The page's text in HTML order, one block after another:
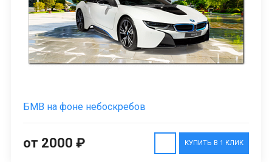
БМВ на фоне небоскребов
КУПИТЬ В 1 КЛИК
от 2000 ₽